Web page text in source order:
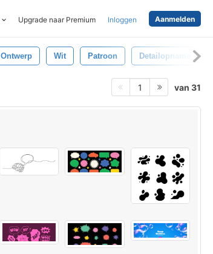
Upgrade naar Premium Inloggen Aanmelden
Ontwerp Wit Patroon Detailopname
1 van 31